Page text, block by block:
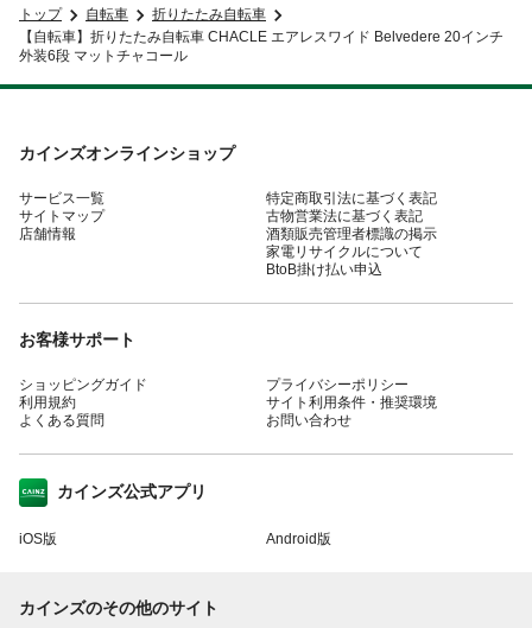
トップ 自転車
折りたたみ自転車
【自転車】折りたたみ自転車 CHACLE エアレスワイド Belvedere 20インチ
外装6段 マットチャコール
カインズオンラインショップ
サービス一覧
サイトマップ
店舗情報
特定商取引法に基づく表記
古物営業法に基づく表記
酒類販売管理者標識の掲示
家電リサイクルについて
BtoB掛け払い申込
お客様サポート
ショッピングガイド
利用規約
よくある質問
プライバシーポリシー
サイト利用条件・推奨環境
お問い合わせ
カインズ公式アプリ
iOS版 Android版
カインズのその他のサイト